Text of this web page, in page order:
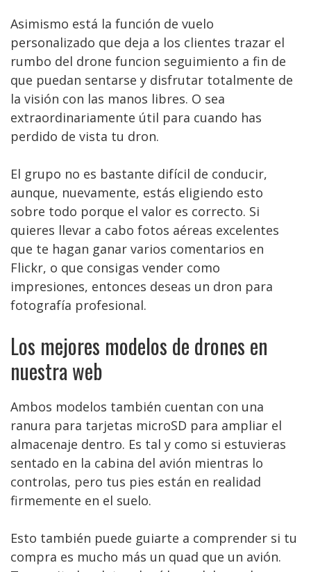
Asimismo está la función de vuelo
personalizado que deja a los clientes trazar el
rumbo del drone funcion seguimiento a fin de
que puedan sentarse y disfrutar totalmente de
la visión con las manos libres. O sea
extraordinariamente útil para cuando has
perdido de vista tu dron.
El grupo no es bastante difícil de conducir,
aunque, nuevamente, estás eligiendo esto
sobre todo porque el valor es correcto. Si
quieres llevar a cabo fotos aéreas excelentes
que te hagan ganar varios comentarios en
Flickr, o que consigas vender como
impresiones, entonces deseas un dron para
fotografía profesional.
Los mejores modelos de drones en
nuestra web
Ambos modelos también cuentan con una
ranura para tarjetas microSD para ampliar el
almacenaje dentro. Es tal y como si estuvieras
sentado en la cabina del avión mientras lo
controlas, pero tus pies están en realidad
firmemente en el suelo.
Esto también puede guiarte a comprender si tu
compra es mucho más un quad que un avión.